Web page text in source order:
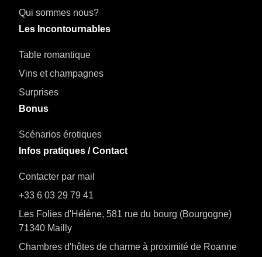
Qui sommes nous?
Les Incontournables
Table romantique
Vins et champagnes
Surprises
Bonus
Scénarios érotiques
Infos pratiques / Contact
Contacter par mail
+33 6 03 29 79 41
Les Folies d'Hélène, 581 rue du bourg (Bourgogne)
71340 Mailly
Chambres d'hôtes de charme à proximité de Roanne